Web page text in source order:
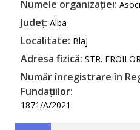
Numele organizației:
Județ: Alba
Localitate: Blaj
Adresa fizică: STR.
Număr înregistrare în
Fundațiilor:
1871/A/2021